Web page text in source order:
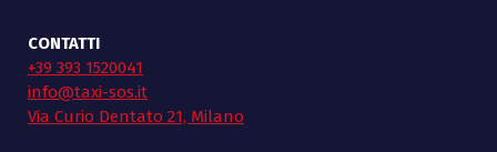
CONTATTI
+39 393 1520041
info@taxi-sos.it
Via Curio Dentato 21, Milano